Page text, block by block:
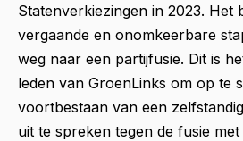
Statenverkiezingen in 2023. Het
vergaande en onomkeerbare
weg naar een partijfusie. Dit is
leden van GroenLinks om op te
voortbestaan van een
uit te spreken tegen de fusie